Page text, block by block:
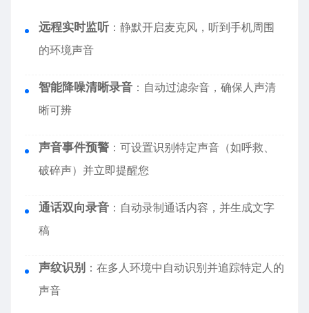
远程实时监听 ：静默开启麦克风，听到手机周围
的环境声音
智能降噪清晰录音 ：自动过滤杂音，确保人声清
晰可辨
声音事件预警 ：可设置识别特定声音（如呼救、
破碎声）并立即提醒您
通话双向录音 ：自动录制通话内容，并生成文字
稿
声纹识别 ：在多人环境中自动识别并追踪特定人的
声音